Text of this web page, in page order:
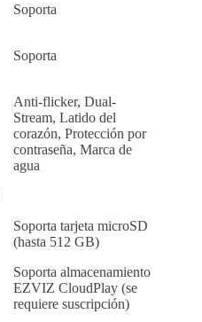
Soporta
Soporta
Anti-flicker, Dual-
Stream, Latido del
corazón, Protección por
contraseña, Marca de
agua
Soporta tarjeta microSD
(hasta 512 GB)
Soporta almacenamiento
EZVIZ CloudPlay (se
requiere suscripción)